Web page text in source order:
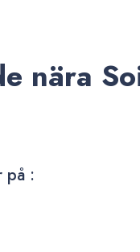
nära
på :